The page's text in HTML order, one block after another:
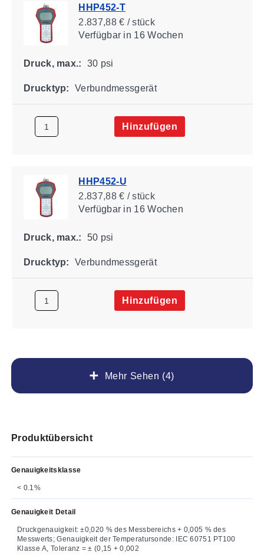
Mehr Sehen (4)
HHP452-T
2.837,88 € / stück
Verfügbarin 16 Wochen
Druck, max.: 30 psi
Drucktyp: Verbundmessgerät
Hinzufügen
HHP452-U
2.837,88 € / stück
Verfügbarin 16 Wochen
Druck, max.: 50 psi
Drucktyp: Verbundmessgerät
Hinzufügen
Produktübersicht
Genauigkeitsklasse
< 0.1%
Genauigkeit Detail
Druckgenauigkeit: ±0,020 % des Messbereichs + 0,005 % des
Messwerts; Genauigkeit der Temperatursonde: IEC 60751 PT100
Klasse A, Toleranz = ± (0,15 + 0,002